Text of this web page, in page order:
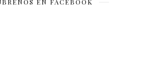
EN FACEBOOK